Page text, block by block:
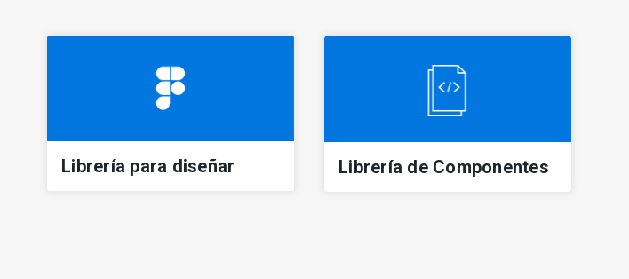
Librería para diseñar Librería de Componentes